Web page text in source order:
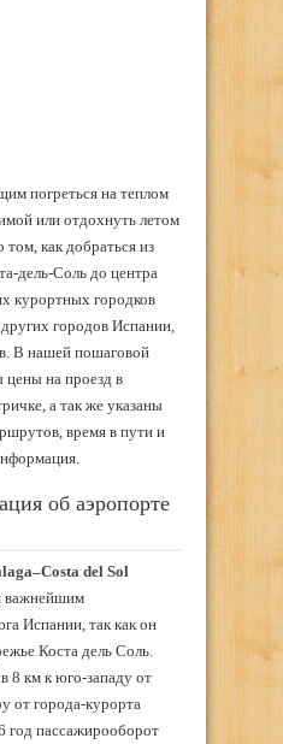
погреться на теплом
или отдохнуть летом
том, как добраться из
дель-Соль до центра
курортных городков
городов Испании,
В нашей пошаговой
цены на проезд в
а так же указаны
время в пути и
об аэропорте
del Sol
важнейшим
Испании, так как он
Коста дель Соль.
8 км к юго-западу от
от города-курорта
год пассажирооборот